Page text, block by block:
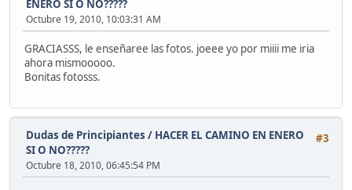
ENERO SI O NO?????
Octubre 19, 2010, 10:03:31 AM
GRACIASSS, le enseñaree las fotos. joeee yo por miiii me iria
ahora mismooooo.
Bonitas fotosss.
#3
Dudas de Principiantes / HACER EL CAMINO EN ENERO
SI O NO?????
Octubre 18, 2010, 06:45:54 PM